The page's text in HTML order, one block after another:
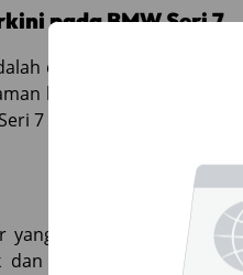
pada BMW Seri 7
dua hal yang nggak
berkendara yang
7 di SEVA bisa jadi
sangat ikonik. Grill
mewah. Garis